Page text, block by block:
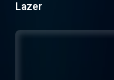
Lazer